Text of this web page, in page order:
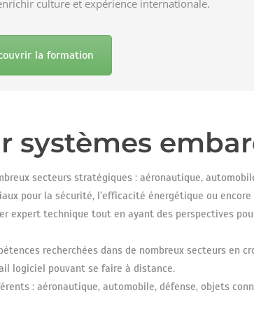
culture et expérience internationale.
la formation
systèmes
secteurs stratégiques : aéronautique,
pour la sécurité, l’efficacité énergétique ou
expert technique tout en ayant des perspectives
recherchées dans de nombreux secteurs en
logiciel pouvant se faire à distance.
: aéronautique, automobile, défense, objets